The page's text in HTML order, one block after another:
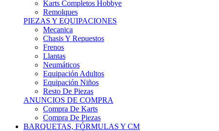
PIEZAS Y EQUIPACIONES
Mecanica
Chasis Y Repuestos
Frenos
Llantas
Neumáticos
Equipación Adultos
Equipación Niños
Resto De Piezas
ANUNCIOS DE COMPRA
Compra De Karts
Compra De Piezas
BARQUETAS, FÓRMULAS Y CM
BARQUETAS, FÓRMULAS Y CM